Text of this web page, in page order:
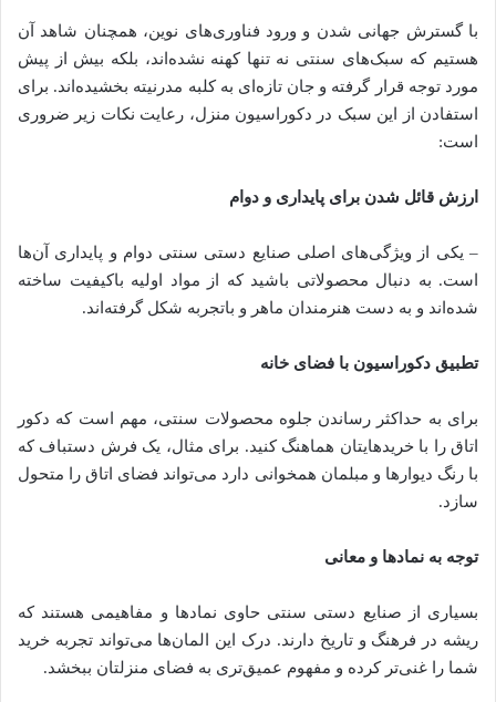
با گسترش جهانی شدن و ورود فناوری‌های نوین، همچنان شاهد آن
هستیم که سبک‌های سنتی نه تنها کهنه نشده‌اند، بلکه بیش از پیش
مورد توجه قرار گرفته و جان تازه‌ای به کلبه مدرنیته بخشیده‌اند. برای
استفادن از این سبک در دکوراسیون منزل، رعایت نکات زیر ضروری
است:
ارزش قائل شدن برای پایداری و دوام
– یکی از ویژگی‌های اصلی صنایع دستی سنتی دوام و پایداری آن‌ها
است. به دنبال محصولاتی باشید که از مواد اولیه باکیفیت ساخته
شده‌اند و به دست هنرمندان ماهر و باتجربه شکل گرفته‌اند.
تطبیق دکوراسیون با فضای خانه
برای به حداکثر رساندن جلوه محصولات سنتی، مهم است که دکور
اتاق را با خریدهایتان هماهنگ کنید. برای مثال، یک فرش دستباف که
با رنگ دیوارها و مبلمان همخوانی دارد می‌تواند فضای اتاق را متحول
سازد.
توجه به نمادها و معانی
بسیاری از صنایع دستی سنتی حاوی نمادها و مفاهیمی هستند که
ریشه در فرهنگ و تاریخ دارند. درک این المان‌ها می‌تواند تجربه خرید
شما را غنی‌تر کرده و مفهوم عمیق‌تری به فضای منزلتان ببخشد.